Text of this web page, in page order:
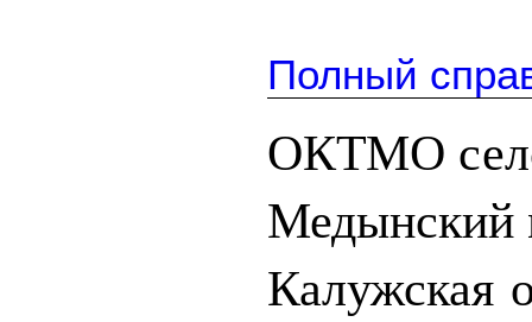
Полный
ОКТМО
Медынский
Калужская